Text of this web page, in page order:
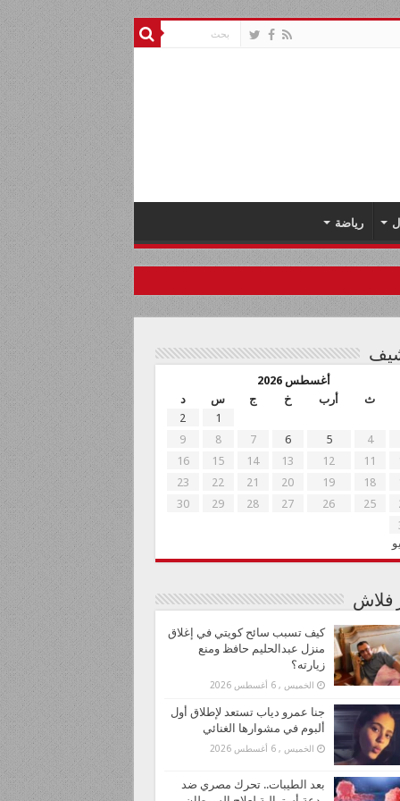
رياضة
أغسطس 2026
ث أرب خ ج س
د
1
2
4
5
6
7
8
9
11
12
13
14
15
16
18
19
20
21
22
23
25
26
27
28
29
30
فلاش
كيف تسبب سائح كويتي في إغلاق
منزل عبدالحليم حافظ ومنع
زيارته؟
الخميس , 6 أغسطس 2026
جنا عمرو دياب تستعد لإطلاق أول
ألبوم في مشوارها الغنائي
الخميس , 6 أغسطس 2026
بعد الطيبات.. تحرك مصري ضد